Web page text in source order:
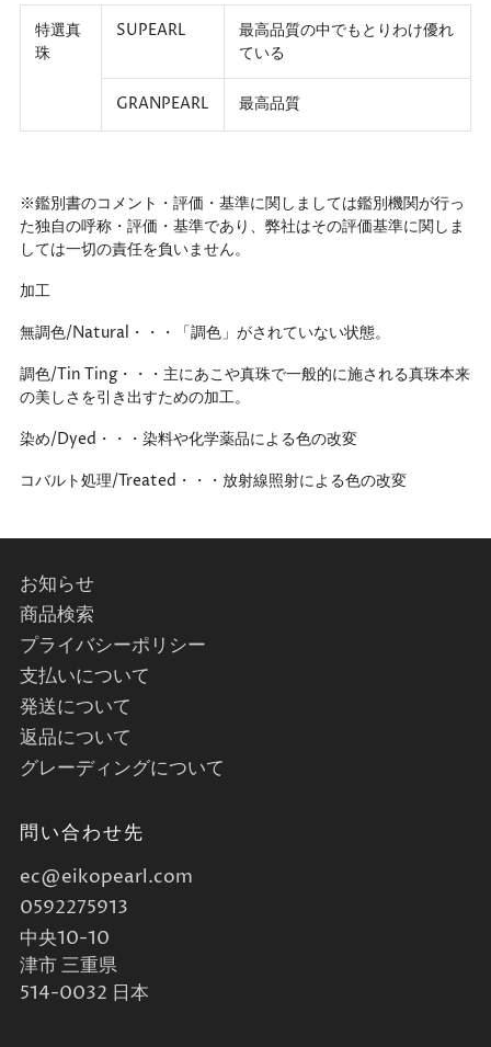
特選真
珠
SUPEARL
最高品質の中でもとりわけ優れ
ている
GRANPEARL 最高品質
※鑑別書のコメント・評価・基準に関しましては鑑別機関が行っ
た独自の呼称・評価・基準であり、弊社はその評価基準に関しま
しては一切の責任を負いません。
加工
無調色/Natural・・・「調色」がされていない状態。
調色/Tin Ting・・・主にあこや真珠で一般的に施される真珠本来
の美しさを引き出すための加工。
染め/Dyed・・・染料や化学薬品による色の改変
コバルト処理/Treated・・・放射線照射による色の改変
お知らせ
商品検索
プライバシーポリシー
支払いについて
発送について
返品について
グレーディングについて
問い合わせ先
ec@eikopearl.com
0592275913
中央10-10
津市 三重県
514-0032 日本